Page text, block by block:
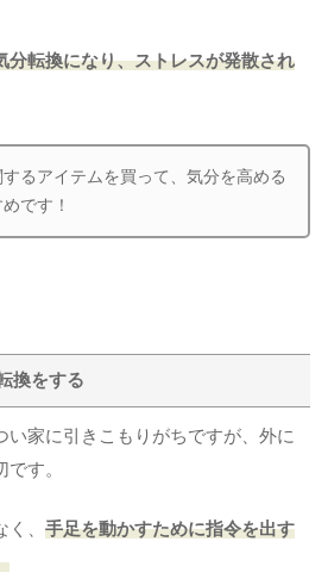
分転換になり、ストレスが発散され
るアイテムを買って、気分を高める
です！
換をする
い家に引きこもりがちですが、外に
す。
、 手足を動かすために指令を出す